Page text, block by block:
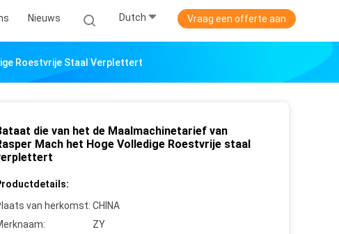
Nieuws Dutch Vraag een offerte aan
Roestvrije Staal Verplettert
die van het de Maalmachinetarief van
Mach het Hoge Volledige Roestvrije staal
van herkomst: CHINA
ZY